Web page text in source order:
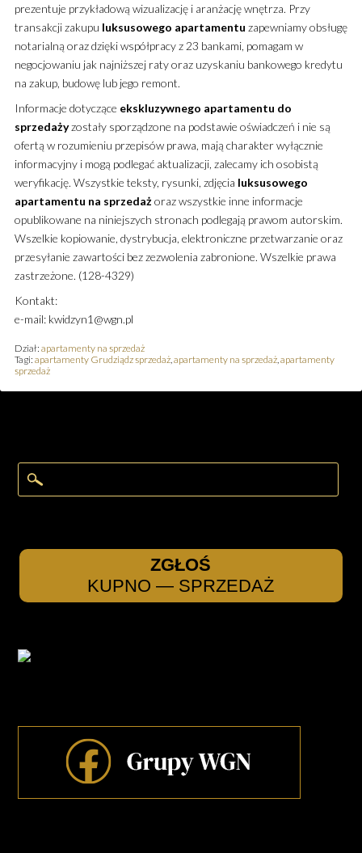
prezentuje przykładową wizualizację i aranżację wnętrza. Przy
transakcji zakupu luksusowego apartamentu zapewniamy obsługę
notarialną oraz dzięki współpracy z 23 bankami, pomagam w
negocjowaniu jak najniższej raty oraz uzyskaniu bankowego kredytu
na zakup, budowę lub jego remont.
Informacje dotyczące ekskluzywnego apartamentu do
sprzedażyzostały sporządzone na podstawie oświadczeń i nie są
ofertą w rozumieniu przepisów prawa, mają charakter wyłącznie
informacyjny i mogą podlegać aktualizacji, zalecamy ich osobistą
weryfikację. Wszystkie teksty, rysunki, zdjęcia luksusowego
apartamentu na sprzedażoraz wszystkie inne informacje
opublikowane na niniejszych stronach podlegają prawom autorskim.
Wszelkie kopiowanie, dystrybucja, elektroniczne przetwarzanie oraz
przesyłanie zawartości bez zezwolenia zabronione. Wszelkie prawa
zastrzeżone. (128-4329)
Kontakt:
e-mail: kwidzyn1@wgn.pl
Dział: apartamenty na sprzedaż
Tagi: apartamenty Grudziądz sprzedaż, apartamenty na sprzedaż, apartamenty
sprzedaż
ZGŁOŚ
KUPNO — SPRZEDAŻ